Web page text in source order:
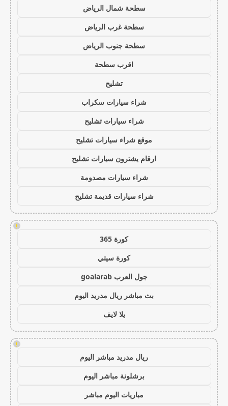
سطحة شمال الرياض
سطحة غرب الرياض
سطحة جنوب الرياض
اقرب سطحة
تشليح
شراء سيارات سكراب
شراء سيارات تشليح
موقع شراء سيارات تشليح
ارقام يشترون سيارات تشليح
شراء سيارات مصدومة
شراء سيارات قديمة تشليح
!
كورة 365
كورة سيتي
جول العرب goalarab
بث مباشر ريال مدريد اليوم
يلا لايف
!
ريال مدريد مباشر اليوم
برشلونة مباشر اليوم
مباريات اليوم مباشر